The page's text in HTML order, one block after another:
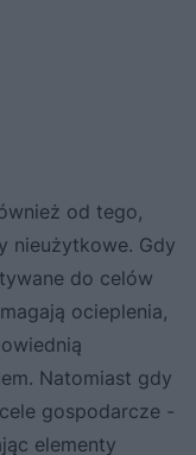
od tego,
nieużytkowe. Gdy
do celów
ocieplenia,
Natomiast gdy
gospodarcze -
elementy